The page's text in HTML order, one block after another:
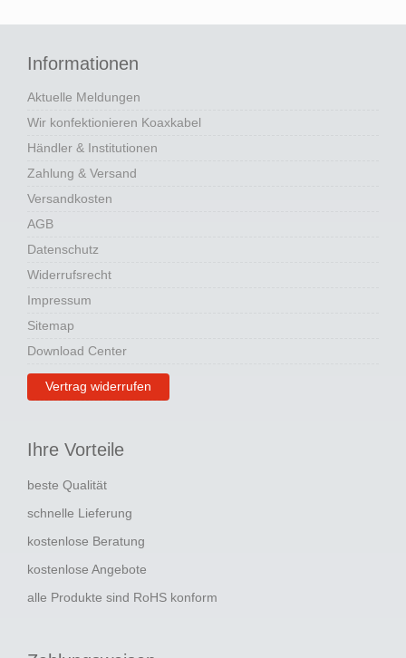
Informationen
Aktuelle Meldungen
Wir konfektionieren Koaxkabel
Händler & Institutionen
Zahlung & Versand
Versandkosten
AGB
Datenschutz
Widerrufsrecht
Impressum
Sitemap
Download Center
Vertrag widerrufen
Ihre Vorteile
beste Qualität
schnelle Lieferung
kostenlose Beratung
kostenlose Angebote
alle Produkte sind RoHS konform